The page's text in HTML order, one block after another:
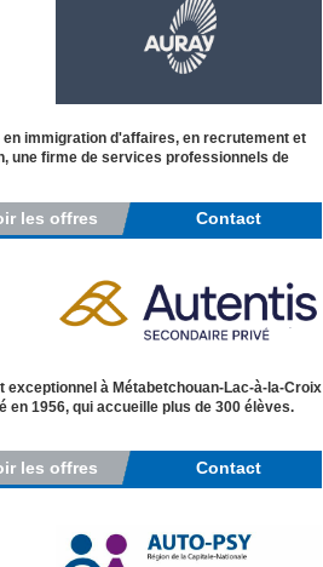
immigration d'affaires, en recrutement et
une firme de services professionnels de
les offres Contact
à Métabetchouan-Lac-à-la-Croix
1956, qui accueille plus de 300 élèves.
les offres Contact